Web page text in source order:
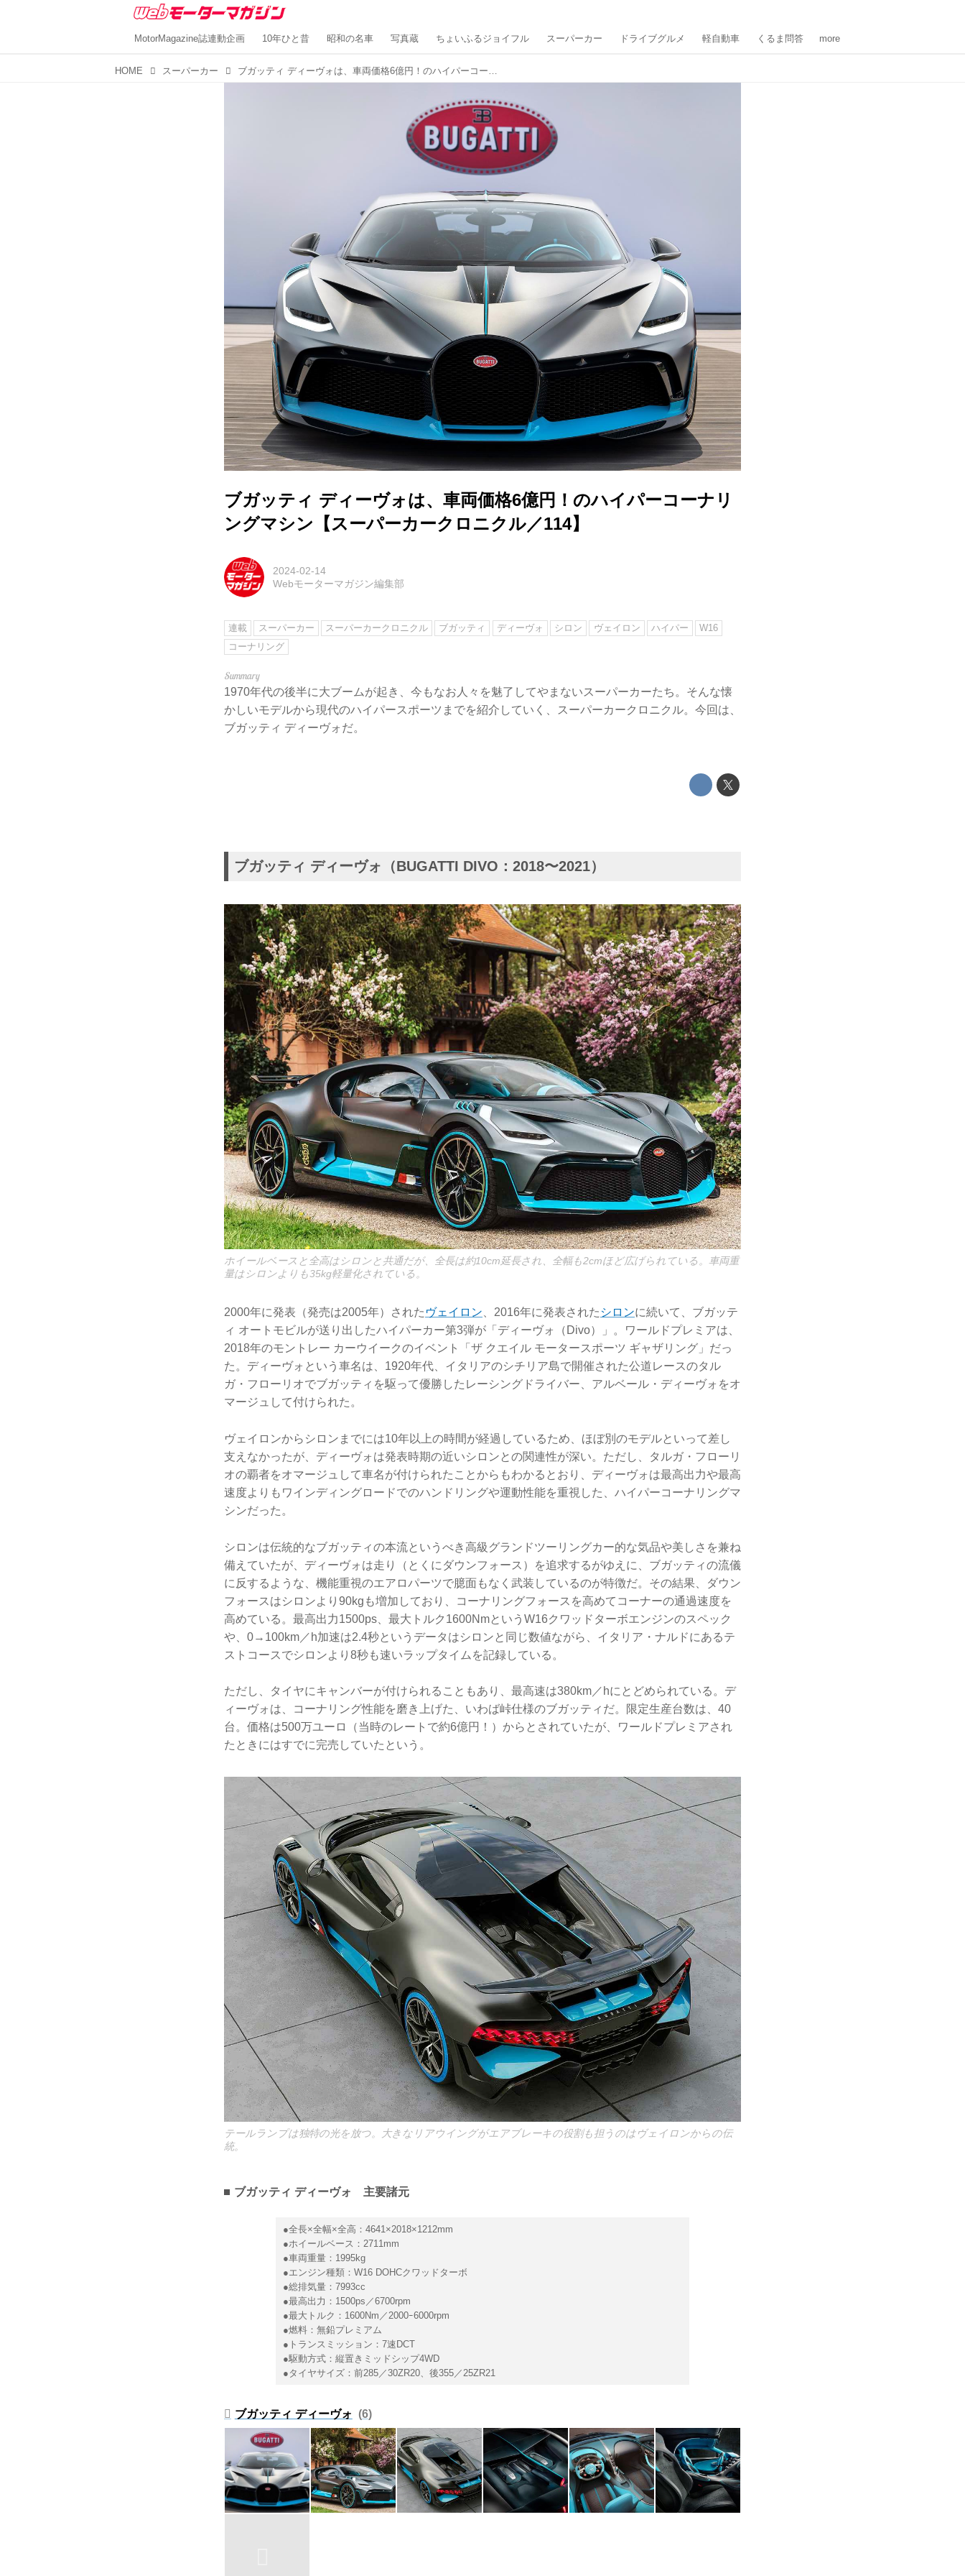
MotorMagazine誌連動企画 10年ひと昔 昭和の名車 写真蔵 ちょいふるジョイフル スーパーカー ドライブグルメ 軽自動車 くるま問答 more
HOME スーパーカー ブガッティ ディーヴォは、車両価格6億円！のハイパーコーナリングマシン【スーパーカークロニクル／114】
ブガッティ ディーヴォは、車両価格6億円！のハイパーコーナリ
ングマシン【スーパーカークロニクル／114】
2024-02-14
Webモーターマガジン編集部
連載 スーパーカー スーパーカークロニクル ブガッティ ディーヴォ シロン ヴェイロン ハイパー
W16
コーナリング
1970年代の後半に大ブームが起き、今もなお人々を魅了してやまないスーパーカーたち。そんな懐
かしいモデルから現代のハイパースポーツまでを紹介していく、スーパーカークロニクル。今回は、
ブガッティ ディーヴォだ。
ブガッティ ディーヴォ（BUGATTI DIVO：2018〜2021）
ホイールベースと全高はシロンと共通だが、全長は約10cm延長され、全幅も2cmほど広げられている。車両重
量はシロンよりも35kg軽量化されている。
2000年に発表（発売は2005年）された ヴェイロン 、2016年に発表された シロンに続いて、ブガッテ
ィ オートモビルが送り出したハイパーカー第3弾が「ディーヴォ（Divo）」。ワールドプレミアは、
2018年のモントレー カーウイークのイベント「ザ クエイル モータースポーツ ギャザリング」だっ
た。ディーヴォという車名は、1920年代、イタリアのシチリア島で開催された公道レースのタル
ガ・フローリオでブガッティを駆って優勝したレーシングドライバー、アルベール・ディーヴォをオ
マージュして付けられた。
ヴェイロンからシロンまでには10年以上の時間が経過しているため、ほぼ別のモデルといって差し
支えなかったが、ディーヴォは発表時期の近いシロンとの関連性が深い。ただし、タルガ・フローリ
オの覇者をオマージュして車名が付けられたことからもわかるとおり、ディーヴォは最高出力や最高
速度よりもワインディングロードでのハンドリングや運動性能を重視した、ハイパーコーナリングマ
シンだった。
シロンは伝統的なブガッティの本流というべき高級グランドツーリングカー的な気品や美しさを兼ね
備えていたが、ディーヴォは走り（とくにダウンフォース）を追求するがゆえに、ブガッティの流儀
に反するような、機能重視のエアロパーツで臆面もなく武装しているのが特徴だ。その結果、ダウン
フォースはシロンより90kgも増加しており、コーナリングフォースを高めてコーナーの通過速度を
高めている。最高出力1500ps、最大トルク1600NmというW16クワッドターボエンジンのスペック
や、0→100km／h加速は2.4秒というデータはシロンと同じ数値ながら、イタリア・ナルドにあるテ
ストコースでシロンより8秒も速いラップタイムを記録している。
ただし、タイヤにキャンバーが付けられることもあり、最高速は380km／hにとどめられている。デ
ィーヴォは、コーナリング性能を磨き上げた、いわば峠仕様のブガッティだ。限定生産台数は、40
台。価格は500万ユーロ（当時のレートで約6億円！）からとされていたが、ワールドプレミアされ
たときにはすでに完売していたという。
テールランプは独特の光を放つ。大きなリアウイングがエアブレーキの役割も担うのはヴェイロンからの伝
統。
ブガッティ ディーヴォ 主要諸元
●全長×全幅×全高：4641×2018×1212mm
●ホイールベース：2711mm
●車両重量：1995kg
●エンジン種類：W16 DOHCクワッドターボ
●総排気量：7993cc
●最高出力：1500ps／6700rpm
●最大トルク：1600Nm／2000ｰ6000rpm
●燃料：無鉛プレミアム
●トランスミッション：7速DCT
●駆動方式：縦置きミッドシップ4WD
●タイヤサイズ：前285／30ZR20、後355／25ZR21
ブガッティ ディーヴォ 6